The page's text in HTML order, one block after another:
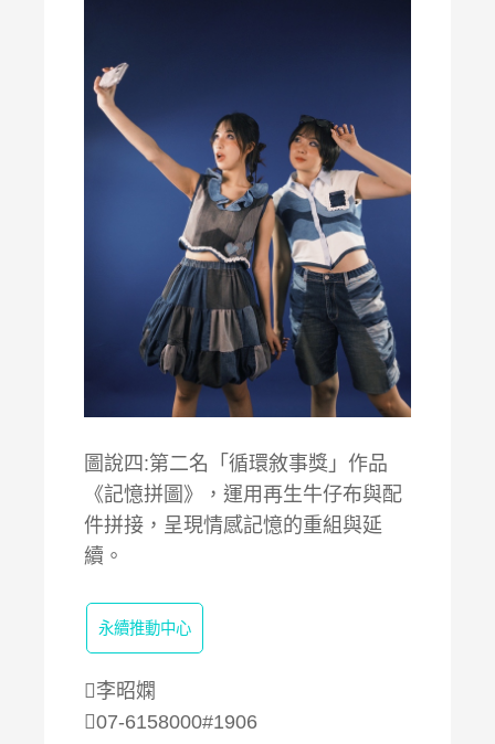
圖說四:第二名「循環敘事獎」作品
《記憶拼圖》，運用再生牛仔布與配
件拼接，呈現情感記憶的重組與延
續。
永續推動中心
李昭嫻
07-6158000#1906